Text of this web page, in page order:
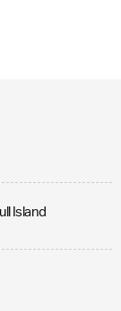
Island